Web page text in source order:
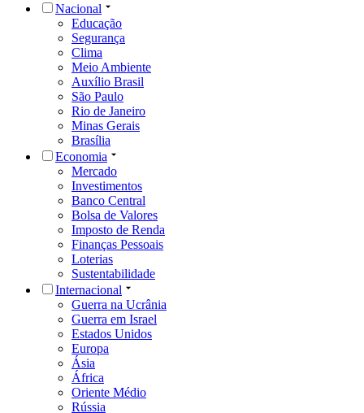
Nacional
Educação
Segurança
Clima
Meio Ambiente
Auxílio Brasil
São Paulo
Rio de Janeiro
Minas Gerais
Brasília
Economia
Mercado
Investimentos
Banco Central
Bolsa de Valores
Imposto de Renda
Finanças Pessoais
Loterias
Sustentabilidade
Internacional
Guerra na Ucrânia
Guerra em Israel
Estados Unidos
Europa
Ásia
África
Oriente Médio
Rússia